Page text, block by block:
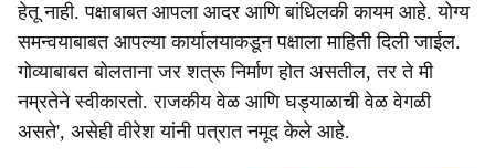
हेतू नाही. पक्षाबाबत आपला आदर आणि बांधिलकी कायम आहे. योग्य
समन्वयाबाबत आपल्या कार्यालयाकडून पक्षाला माहिती दिली जाईल.
गोव्याबाबत बोलताना जर शत्रू निर्माण होत असतील, तर ते मी
नम्रतेने स्वीकारतो. राजकीय वेळ आणि घड्याळाची वेळ वेगळी
असते', असेही वीरेश यांनी पत्रात नमूद केले आहे.